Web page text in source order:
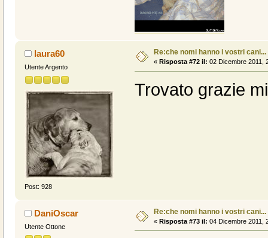
laura60
Utente Argento
Post: 928
Re:che nomi hanno i vostri cani...
« Risposta #72 il: 02 Dicembre 2011,
Trovato grazie
DaniOscar
Utente Ottone
Re:che nomi hanno i vostri cani...
« Risposta #73 il: 04 Dicembre 2011,